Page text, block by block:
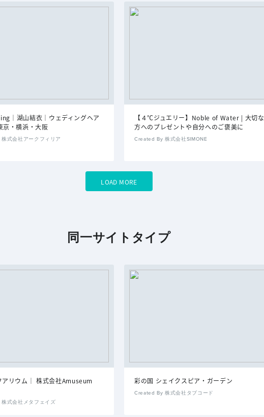
｜湖山結衣｜ウェディングヘア
京・横浜・大阪
式会社アークフィリア
【４℃ジュエリー】Noble of Water | 大切な
方へのプレゼントや自分へのご褒美に
Created By 株式会社SIMONE
LOAD MORE
同一サイトタイプ
アリウム｜ 株式会社Amuseum
式会社メタフェイズ
彩の国 シェイクスピア・ガーデン
Created By 株式会社タブコード